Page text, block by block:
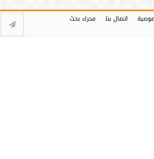
اتصال بنا محرك بحث